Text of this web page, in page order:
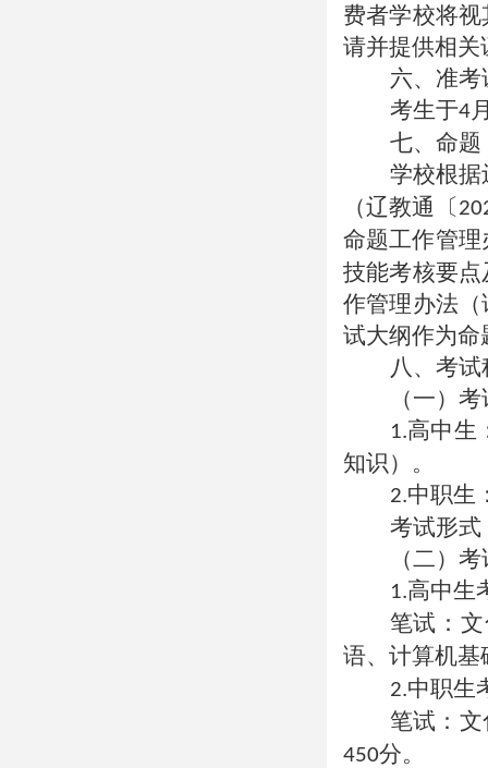
费者学校将
请并提供相关
六、准
考生于4
七、命题
学校根
（辽教通〔
命题工作管
技能考核要
作管理办法
试大纲作为命
八、考
（一）
1.高中生
知识）。
2.中职生
考试形式
（二）
1.高中生
笔试：
语、计算机基
2.中职生
笔试：
450分。